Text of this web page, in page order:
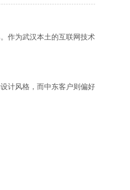
作为武汉本土的互联网技术
计风格，而中东客户则偏好